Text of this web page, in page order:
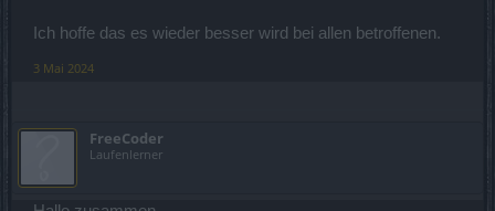
Ich hoffe das es wieder besser wird bei allen betroffenen.
3 Mai 2024
FreeCoder
Laufenlerner